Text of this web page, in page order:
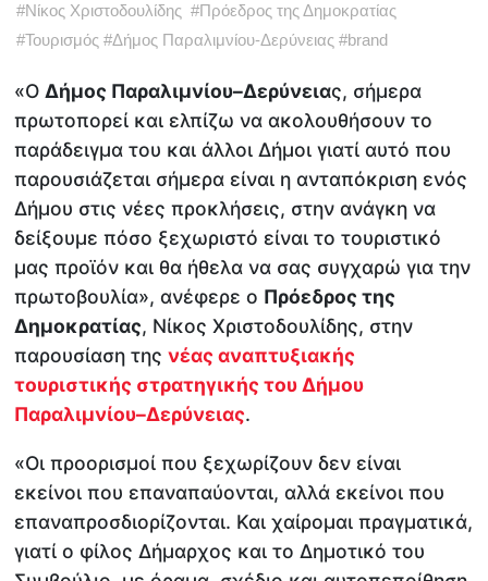
#Νίκος Χριστοδουλίδης #Πρόεδρος της Δημοκρατίας
#Τουρισμός #Δήμος Παραλιμνίου-Δερύνειας #brand
«Ο Δήμος Παραλιμνίου–Δερύνειας, σήμερα
πρωτοπορεί και ελπίζω να ακολουθήσουν το
παράδειγμα του και άλλοι Δήμοι γιατί αυτό που
παρουσιάζεται σήμερα είναι η ανταπόκριση ενός
Δήμου στις νέες προκλήσεις, στην ανάγκη να
δείξουμε πόσο ξεχωριστό είναι το τουριστικό
μας προϊόν και θα ήθελα να σας συγχαρώ για την
πρωτοβουλία», ανέφερε ο Πρόεδρος της
Δημοκρατίας, Νίκος Χριστοδουλίδης, στην
παρουσίαση τηςνέας αναπτυξιακής
τουριστικής στρατηγικής του Δήμου
Παραλιμνίου–Δερύνειας.
«Οι προορισμοί που ξεχωρίζουν δεν είναι
εκείνοι που επαναπαύονται, αλλά εκείνοι που
επαναπροσδιορίζονται. Και χαίρομαι πραγματικά,
γιατί ο φίλος Δήμαρχος και το Δημοτικό του